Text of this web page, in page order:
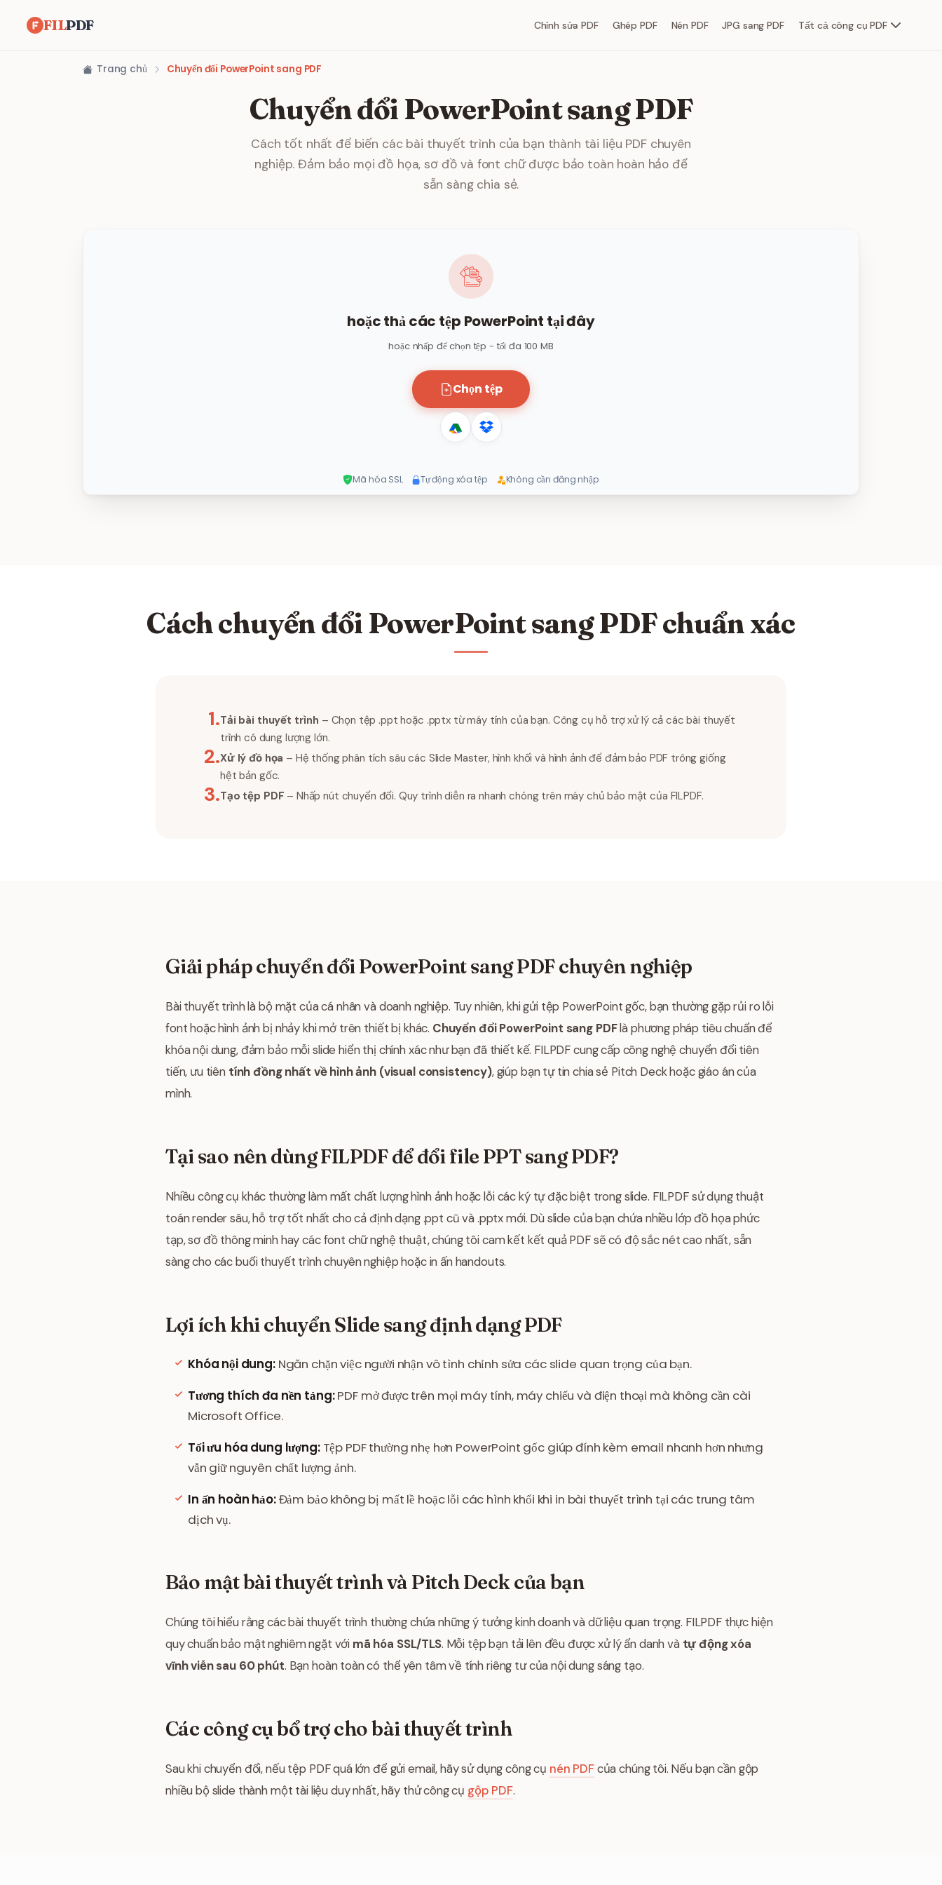
FILPDF Chỉnh sửa PDF Ghép PDF Nén PDF JPG sang PDF Tất cả công cụ PDF
Trang chủ Chuyển đổi PowerPoint sang PDF
Chuyển đổi PowerPoint sang PDF
Cách tốt nhất để biến các bài thuyết trình của bạn thành tài liệu PDF chuyên
nghiệp. Đảm bảo mọi đồ họa, sơ đồ và font chữ được bảo toàn hoàn hảo để
sẵn sàng chia sẻ.
hoặc thả các tệp PowerPoint tại đây
hoặc nhấp để chọn tệp - tối đa 100 MB
Chọn tệp
Mã hóa SSL Tự động xóa tệp Không cần đăng nhập
Cách chuyển đổi PowerPoint sang PDF chuẩn xác
1.Tải bài thuyết trình – Chọn tệp .ppt hoặc .pptx từ máy tính của bạn. Công cụ hỗ trợ xử lý cả các bài thuyết
trình có dung lượng lớn.
2.Xử lý đồ họa – Hệ thống phân tích sâu các Slide Master, hình khối và hình ảnh để đảm bảo PDF trông giống
hệt bản gốc.
3.Tạo tệp PDF – Nhấp nút chuyển đổi. Quy trình diễn ra nhanh chóng trên máy chủ bảo mật của FILPDF.
Giải pháp chuyển đổi PowerPoint sang PDF chuyên nghiệp
Bài thuyết trình là bộ mặt của cá nhân và doanh nghiệp. Tuy nhiên, khi gửi tệp PowerPoint gốc, bạn thường gặp rủi ro lỗi
font hoặc hình ảnh bị nhảy khi mở trên thiết bị khác. Chuyển đổi PowerPoint sang PDFlà phương pháp tiêu chuẩn để
khóa nội dung, đảm bảo mỗi slide hiển thị chính xác như bạn đã thiết kế. FILPDF cung cấp công nghệ chuyển đổi tiên
tiến, ưu tiên tính đồng nhất về hình ảnh (visual consistency), giúp bạn tự tin chia sẻ Pitch Deck hoặc giáo án của
mình.
Tại sao nên dùng FILPDF để đổi file PPT sang PDF?
Nhiều công cụ khác thường làm mất chất lượng hình ảnh hoặc lỗi các ký tự đặc biệt trong slide. FILPDF sử dụng thuật
toán render sâu, hỗ trợ tốt nhất cho cả định dạng .ppt cũ và .pptx mới. Dù slide của bạn chứa nhiều lớp đồ họa phức
tạp, sơ đồ thông minh hay các font chữ nghệ thuật, chúng tôi cam kết kết quả PDF sẽ có độ sắc nét cao nhất, sẵn
sàng cho các buổi thuyết trình chuyên nghiệp hoặc in ấn handouts.
Lợi ích khi chuyển Slide sang định dạng PDF
Khóa nội dung:Ngăn chặn việc người nhận vô tình chỉnh sửa các slide quan trọng của bạn.
Tương thích đa nền tảng:PDF mở được trên mọi máy tính, máy chiếu và điện thoại mà không cần cài
Microsoft Office.
Tối ưu hóa dung lượng:Tệp PDF thường nhẹ hơn PowerPoint gốc giúp đính kèm email nhanh hơn nhưng
vẫn giữ nguyên chất lượng ảnh.
In ấn hoàn hảo:Đảm bảo không bị mất lề hoặc lỗi các hình khối khi in bài thuyết trình tại các trung tâm
dịch vụ.
Bảo mật bài thuyết trình và Pitch Deck của bạn
Chúng tôi hiểu rằng các bài thuyết trình thường chứa những ý tưởng kinh doanh và dữ liệu quan trọng. FILPDF thực hiện
quy chuẩn bảo mật nghiêm ngặt với mã hóa SSL/TLS. Mỗi tệp bạn tải lên đều được xử lý ẩn danh và tự động xóa
vĩnh viễn sau 60 phút. Bạn hoàn toàn có thể yên tâm về tính riêng tư của nội dung sáng tạo.
Các công cụ bổ trợ cho bài thuyết trình
Sau khi chuyển đổi, nếu tệp PDF quá lớn để gửi email, hãy sử dụng công cụ nén PDFcủa chúng tôi. Nếu bạn cần gộp
nhiều bộ slide thành một tài liệu duy nhất, hãy thử công cụ gộp PDF.